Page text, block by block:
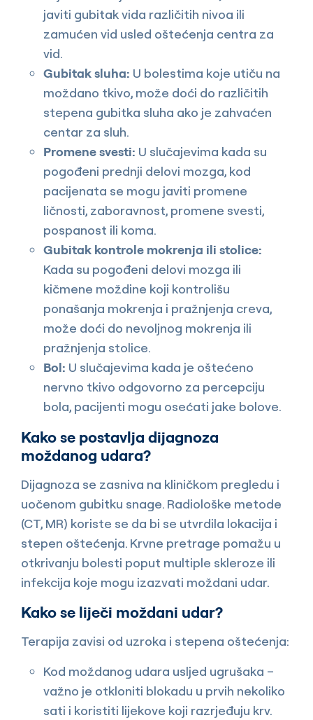
javiti gubitak vida različitih nivoa ili
zamućen vid usled oštećenja centra za
vid.
Gubitak sluha: U bolestima koje utiču na
moždano tkivo, može doći do različitih
stepena gubitka sluha ako je zahvaćen
centar za sluh.
Promene svesti: U slučajevima kada su
pogođeni prednji delovi mozga, kod
pacijenata se mogu javiti promene
ličnosti, zaboravnost, promene svesti,
pospanost ili koma.
Gubitak kontrole mokrenja ili stolice:
Kada su pogođeni delovi mozga ili
kičmene moždine koji kontrolišu
ponašanja mokrenja i pražnjenja creva,
može doći do nevoljnog mokrenja ili
pražnjenja stolice.
Bol: U slučajevima kada je oštećeno
nervno tkivo odgovorno za percepciju
bola, pacijenti mogu osećati jake bolove.
Kako se postavlja dijagnoza
moždanog udara?
Dijagnoza se zasniva na kliničkom pregledu i
uočenom gubitku snage. Radiološke metode
(CT, MR) koriste se da bi se utvrdila lokacija i
stepen oštećenja. Krvne pretrage pomažu u
otkrivanju bolesti poput multiple skleroze ili
infekcija koje mogu izazvati moždani udar.
Kako se liječi moždani udar?
Terapija zavisi od uzroka i stepena oštećenja:
Kod moždanog udara usljed ugrušaka –
važno je otkloniti blokadu u prvih nekoliko
sati i koristiti lijekove koji razrjeđuju krv.